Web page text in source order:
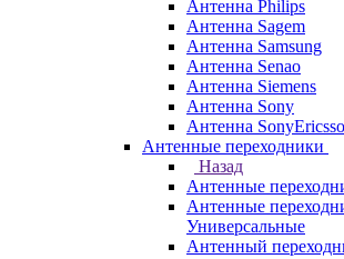
Антенна Philips
Антенна Sagem
Антенна Samsung
Антенна Senao
Антенна Siemens
Антенна Sony
Антенна
Антенные переходники
Назад
Антенные
Антенные
Универсальные
Антенный